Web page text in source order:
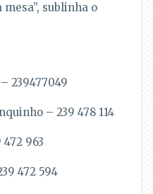
sublinha o
239477049
– 239 478 114
963
472 594